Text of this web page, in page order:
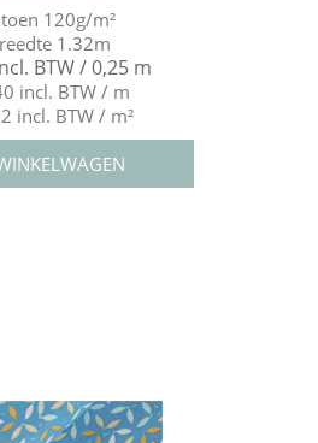
120g/m²
1.32m
BTW / 0,25 m
incl. BTW / m
incl. BTW / m²